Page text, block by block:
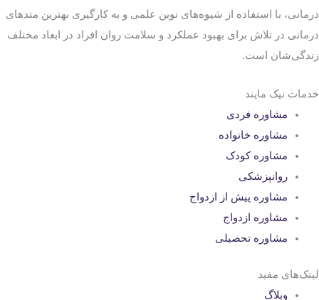
درمانی، با استفاده از شیوه‌های نوین علمی و به کارگیری بهترین متدهای
درمانی در تلاش برای بهبود عملکرد و سلامت روان افراد در ابعاد مختلف
زندگی‌شان است.
خدمات نیک مایند
مشاوره فردی
مشاوره خانواده
مشاوره کودک
روانپزشکی
مشاوره پیش از ازدواج
مشاوره ازدواج
مشاوره تحصیلی
لینک‌های مفید
وبلاگ